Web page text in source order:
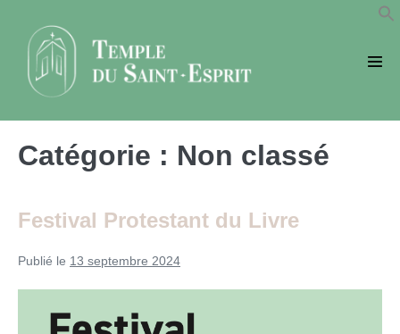
contenu
Catégorie : Non classé
Festival Protestant du Livre
Publié le 13 septembre 2024
Protestant